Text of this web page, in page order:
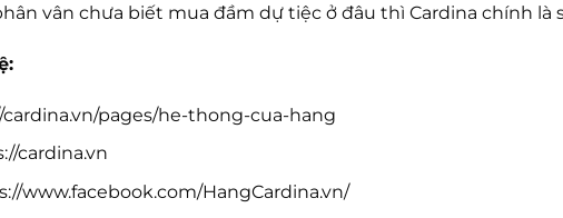
vân chưa biết mua đầm dự tiệc ở đâu thì Cardina chính là
pages/he-thong-cua-hang
cardina.vn
www.facebook.com/HangCardina.vn/